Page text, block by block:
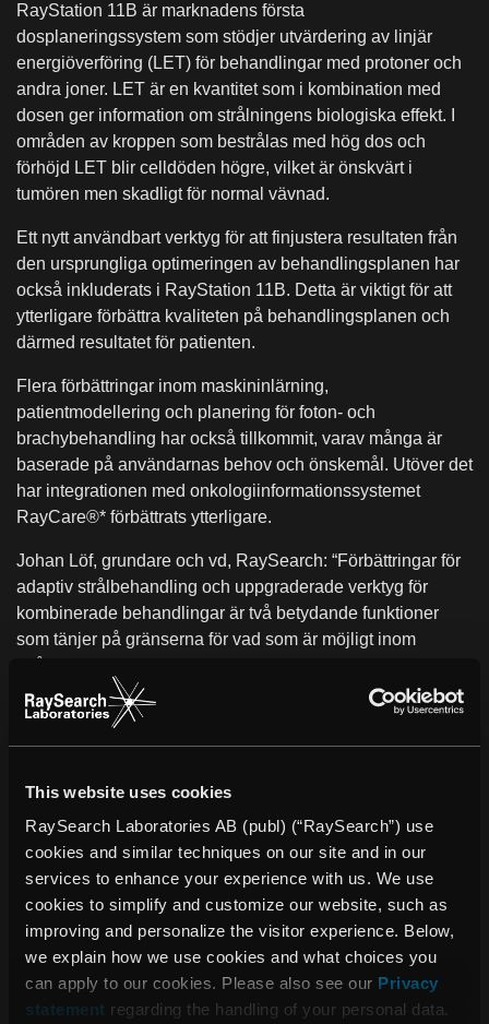
This website uses cookies
RaySearch Laboratories AB (publ) (“RaySearch”) use
cookies and similar techniques on our site and in our
services to enhance your experience with us. We use
cookies to simplify and customize our website, such as
improving and personalize the visitor experience. Below,
we explain how we use cookies and what choices you
can apply to our cookies. Please also see our Privacy
statement regarding the handling of your personal data.
RayStation 11B är marknadens första
dosplaneringssystem som stödjer utvärdering av linjär
energiöverföring (LET) för behandlingar med protoner och
andra joner. LET är en kvantitet som i kombination med
dosen ger information om strålningens biologiska effekt. I
områden av kroppen som bestrålas med hög dos och
förhöjd LET blir celldöden högre, vilket är önskvärt i
tumören men skadligt för normal vävnad.
Ett nytt användbart verktyg för att finjustera resultaten från
den ursprungliga optimeringen av behandlingsplanen har
också inkluderats i RayStation 11B. Detta är viktigt för att
ytterligare förbättra kvaliteten på behandlingsplanen och
därmed resultatet för patienten.
Flera förbättringar inom maskininlärning,
patientmodellering och planering för foton- och
brachybehandling har också tillkommit, varav många är
baserade på användarnas behov och önskemål. Utöver det
har integrationen med onkologiinformationssystemet
RayCare®* förbättrats ytterligare.
Johan Löf, grundare och vd, RaySearch: “Förbättringar för
adaptiv strålbehandling och uppgraderade verktyg för
kombinerade behandlingar är två betydande funktioner
som tänjer på gränserna för vad som är möjligt inom
marknadens första dosplaneringssystem som stödjer
klinisk utvärdering av LET för protoner och andra joner är
ytterligare ett bra exempel på vårt långsiktiga mål att
värdefulla fördelar.”
Om RaySearch
RaySearch Laboratories AB (publ) är ett medicintekniskt
företag som utvecklar innovativa mjukvarulösningar för att
förbättra cancervården. RaySearch marknadsför
RayStation®* dosplaneringssystem (TPS) och
onkologiinformations-systemet (OIS) RayCare®*. De
senaste tilläggen i RaySearchs produktlinje är